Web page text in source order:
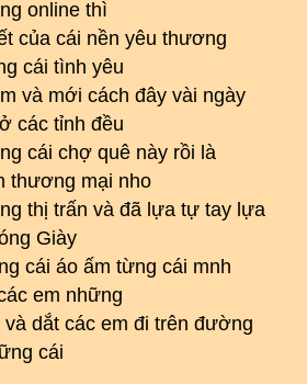
online thì
của cái nền yêu thương
cái tình yêu
và mới cách đây vài ngày
các tỉnh đều
cái chợ quê này rồi là
thương mại nho
thị trấn và đã lựa tự tay lựa
Giày
cái áo ấm từng cái mnh
em những
dắt các em đi trên đường
cái